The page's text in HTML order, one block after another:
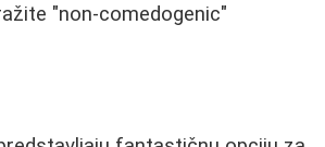
"non-comedogenic"